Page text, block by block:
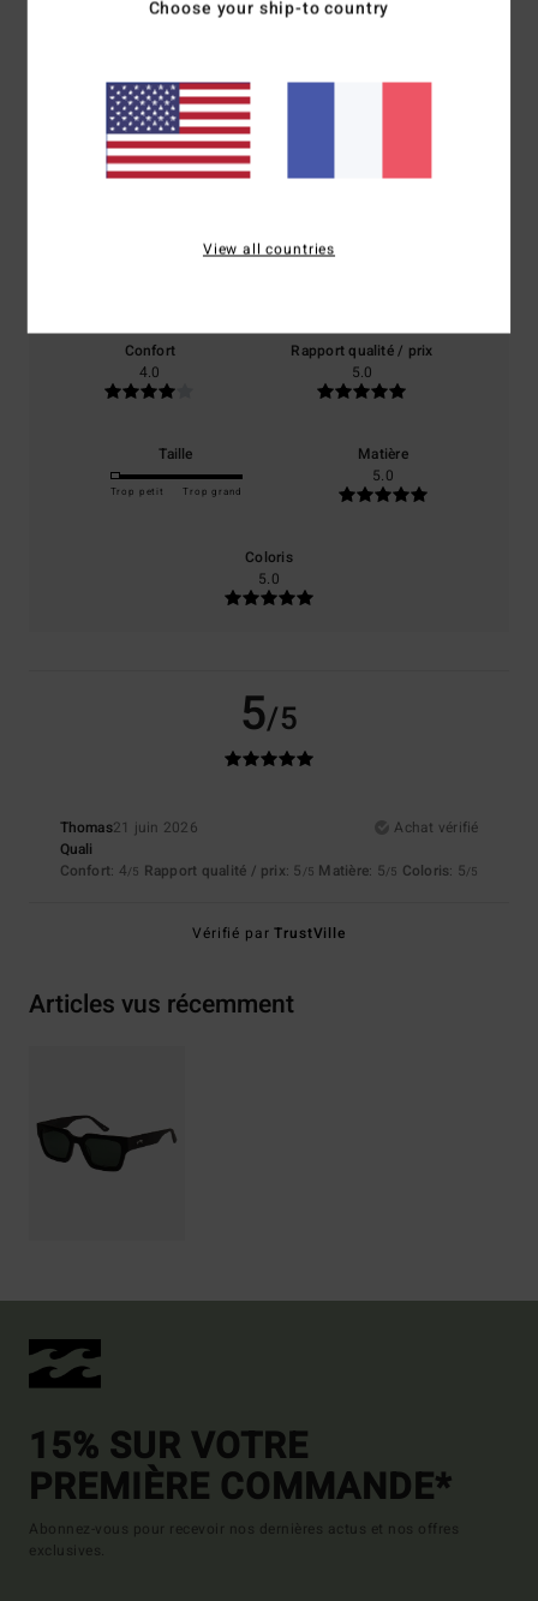
Note moyenne
5.0
Confort
4.0
Rapport qualité / prix
5.0
Taille
Trop petit Trop grand
Matière
5.0
Coloris
5.0
5/5
Thomas21 juin 2026
Achat vérifié
Quali
Confort: 4/5 Rapport qualité / prix: 5 /5 Matière: 5/5 Coloris: 5/5
Vérifié parTrustVille
Articles vus récemment
15% SUR VOTRE
PREMIÈRE COMMANDE*
Abonnez-vous pour recevoir nos dernières actus et nos offres
exclusives.
Choose your ship-to country
View all countries